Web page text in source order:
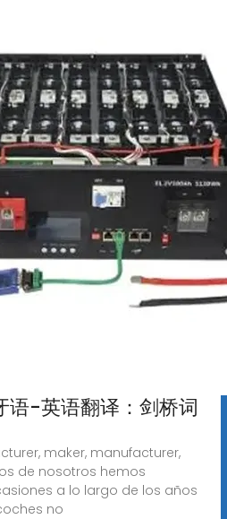
-英语翻译：剑桥词
maker, manufacturer,
de nosotros hemos
a lo largo de los años
no